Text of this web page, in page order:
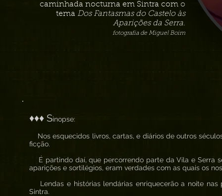
caminhada nocturna em Sintra com o
tema Dos Fantasmas do Castelo às
Aparições da Serra.
fotografia de Miguel Boim
♦♦♦ Sinopse:
Nos esquecidos livros, cartas, e diários de outros
ficção.
É partindo daí, que percorrendo parte da Vila e Serra
aparições e sortilégios, eram verdades com as quais os
Lendas e histórias lendárias enriquecerão a noite nas
Sintra.